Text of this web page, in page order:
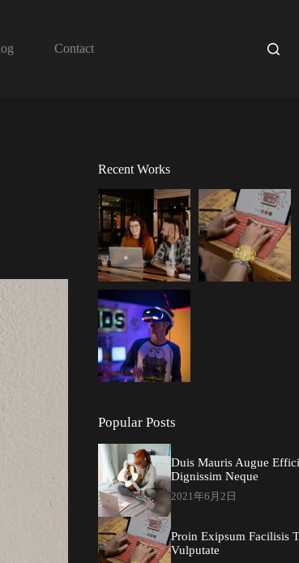
Contact
Recent Works
Popular Posts
Duis Mauris Augue
Dignissim Neque
2021年6月2日
Proin Exipsum Facilisis
Vulputate